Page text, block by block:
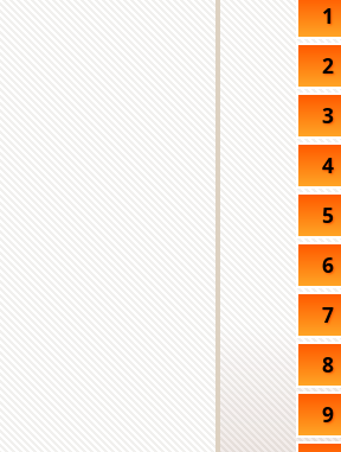
1
2
3
4
5
6
7
8
9